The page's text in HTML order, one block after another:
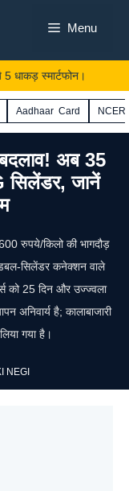
Menu
स्मार्टफोन।
Aadhaar Card
अब 35
सिलेंडर, जानें
रुपये/किलो की भागदौड़
सिलेंडर कनेक्शन वाले
को 25 दिन और उज्ज्वला
अनिवार्य है; कालाबाजारी
गया है।
NEGI